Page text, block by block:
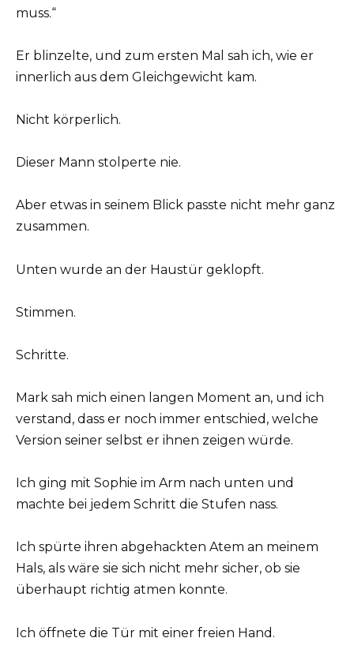
muss.“
Er blinzelte, und zum ersten Mal sah ich, wie er
innerlich aus dem Gleichgewicht kam.
Nicht körperlich.
Dieser Mann stolperte nie.
Aber etwas in seinem Blick passte nicht mehr ganz
zusammen.
Unten wurde an der Haustür geklopft.
Stimmen.
Schritte.
Mark sah mich einen langen Moment an, und ich
verstand, dass er noch immer entschied, welche
Version seiner selbst er ihnen zeigen würde.
Ich ging mit Sophie im Arm nach unten und
machte bei jedem Schritt die Stufen nass.
Ich spürte ihren abgehackten Atem an meinem
Hals, als wäre sie sich nicht mehr sicher, ob sie
überhaupt richtig atmen konnte.
Ich öffnete die Tür mit einer freien Hand.